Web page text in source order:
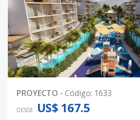
PROYECTO - Código: 1633
DESDE
US$ 167.5